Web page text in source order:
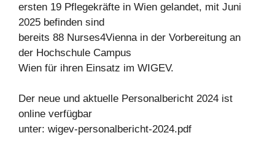
ersten 19 Pflegekräfte in Wien gelandet, mit Juni
2025 befinden sind
bereits 88 Nurses4Vienna in der Vorbereitung an
der Hochschule Campus
Wien für ihren Einsatz im WIGEV.
Der neue und aktuelle Personalbericht 2024 ist
online verfügbar
unter: wigev-personalbericht-2024.pdf